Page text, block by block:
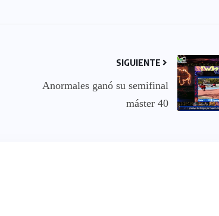
SIGUIENTE
Anormales ganó su semifinal
máster 40